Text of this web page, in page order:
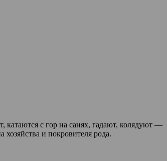
катаются с гор на санях, гадают, колядуют —
и покровителя рода.